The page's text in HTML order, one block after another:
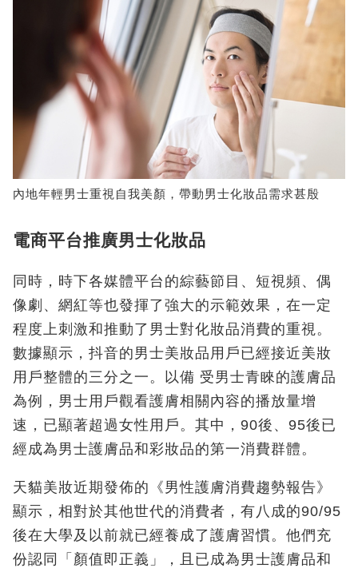
內地年輕男士重視自我美顏，帶動男士化妝品需求甚殷
電商平台推廣男士化妝品
同時，時下各媒體平台的綜藝節目、短視頻、偶
像劇、網紅等也發揮了強大的示範效果，在一定
程度上刺激和推動了男士對化妝品消費的重視。
數據顯示，抖音的男士美妝品用戶已經接近美妝
用戶整體的三分之一。以備 受男士青睞的護膚品
為例，男士用戶觀看護膚相關內容的播放量增
速，已顯著超過女性用戶。其中，90後、95後已
經成為男士護膚品和彩妝品的第一消費群體。
天貓美妝近期發佈的《男性護膚消費趨勢報告》
顯示，相對於其他世代的消費者，有八成的90/95
後在大學及以前就已經養成了護膚習慣。他們充
份認同「顏值即正義」，且已成為男士護膚品和